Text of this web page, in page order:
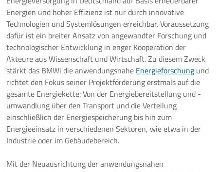
Positionen
Jobs
Mediathek
Akkreditierung
Mehr
Energien und hoher Effizienz ist nur durch innovative
Technologien und Systemlösungen erreichbar. Voraussetzung
dafür ist ein breiter Ansatz von angewandter Forschung und
technologischer Entwicklung in enger Kooperation der
Akteure aus Wissenschaft und Wirtschaft. Zu diesem Zweck
stärkt das BMWi die anwendungsnahe Energieforschung und
richtet den Fokus seiner Projektförderung erstmals auf die
gesamte Energiekette: Von der Energiebereitstellung und -
umwandlung über den Transport und die Verteilung
einschließlich der Energiespeicherung bis hin zum
Energieeinsatz in verschiedenen Sektoren, wie etwa in der
Industrie oder im Gebäudebereich.
Mit der Neuausrichtung der anwendungsnahen